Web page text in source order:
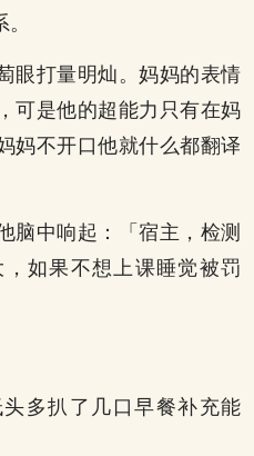
眼打量明灿。妈妈的表情
可是他的超能力只有在妈
妈不开口他就什么都翻译
脑中响起：「宿主，检测
如果不想上课睡觉被罚
多扒了几口早餐补充能